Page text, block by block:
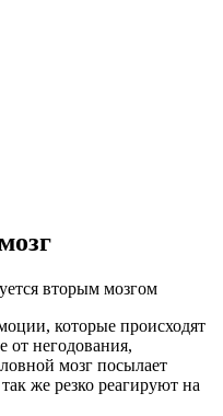
вторым мозгом
которые происходят
от негодования,
мозг посылает
же резко реагируют на